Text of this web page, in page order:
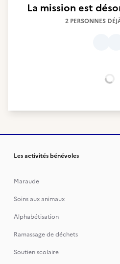
La mission est
2 PERSONNES
Les activités bénévoles
Maraude
Soins aux animaux
Alphabétisation
Ramassage de déchets
Soutien scolaire